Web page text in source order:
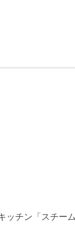
ッチン「スチー